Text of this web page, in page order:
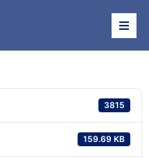
3815
159.69 KB